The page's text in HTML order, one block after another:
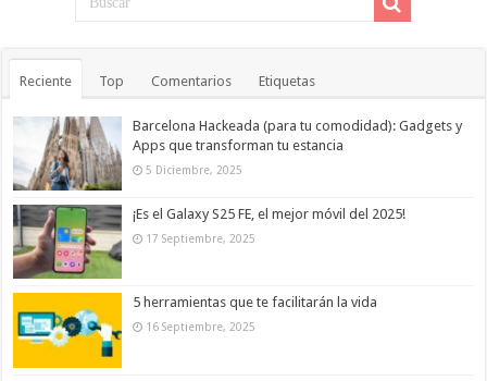
Reciente Top Comentarios Etiquetas
Barcelona Hackeada (para tu comodidad): Gadgets y
Apps que transforman tu estancia
5 Diciembre, 2025
¡Es el Galaxy S25 FE, el mejor móvil del 2025!
17 Septiembre, 2025
5 herramientas que te facilitarán la vida
16 Septiembre, 2025